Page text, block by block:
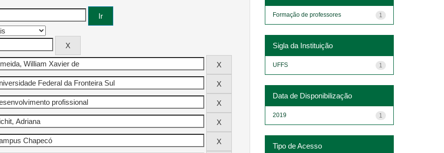
1
Formação de professores
Sigla da Instituição
1
UFFS
Data de Disponibilização
1
2019
Tipo de Acesso